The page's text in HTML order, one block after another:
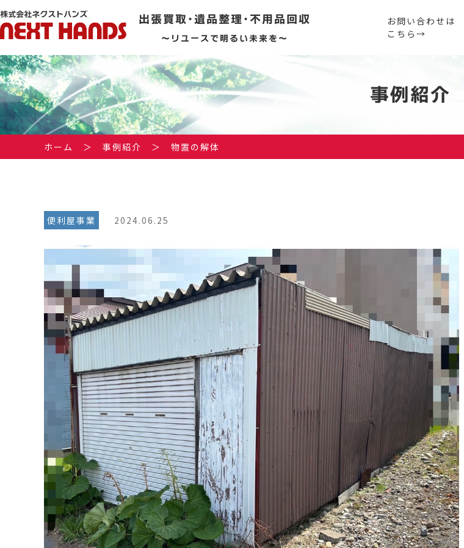
出張買取･遺品整理･不用品回収
～リユースで明るい未来を～
お問い合わせは
こちら→
事例紹介
ホーム ＞ 事例紹介 ＞ 物置の解体
便利屋事業 2024.06.25